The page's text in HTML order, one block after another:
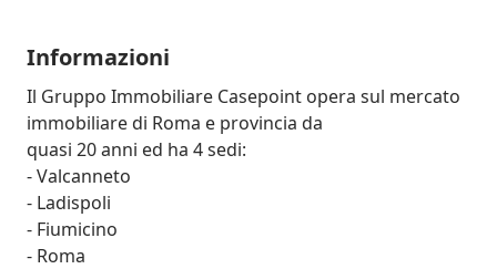
Informazioni
Il Gruppo Immobiliare Casepoint opera sul mercato
immobiliare di Roma e provincia da
quasi 20 anni ed ha 4 sedi:
- Valcanneto
- Ladispoli
- Fiumicino
- Roma